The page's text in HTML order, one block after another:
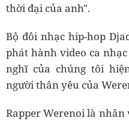
thời đại của anh".
Bộ đôi nhạc hip-hop
phát hành video ca
nghĩ của chúng tôi
người thân yêu của
Rapper Werenoi là